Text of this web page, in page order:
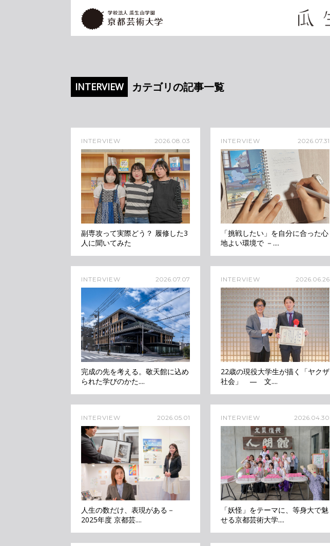
INTERVIEW カテゴリの記事一覧
INTERVIEW 2026.08.03
副専攻って実際どう？ 履修した3
人に聞いてみた
INTERVIEW 2026.07.31
「挑戦したい」を自分に合った心
地よい環境で －....
INTERVIEW 2026.07.07
完成の先を考える。敬天館に込め
られた学びのかた....
INTERVIEW 2026.06.26
22歳の現役大学生が描く「ヤクザ
社会」 — 文....
INTERVIEW 2026.05.01
人生の数だけ、表現がある－
2025年度 京都芸....
INTERVIEW 2026.04.30
「妖怪」をテーマに、等身大で魅
せる京都芸術大学....